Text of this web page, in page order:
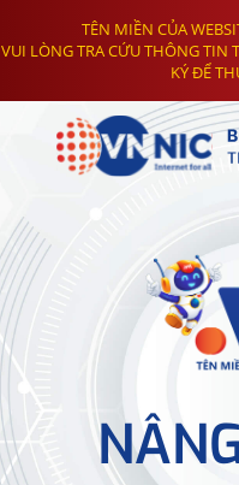
TÊN MIỀN CỦA
VUI LÒNG TRA CỨU THÔNG TIN
KÝ ĐỂ